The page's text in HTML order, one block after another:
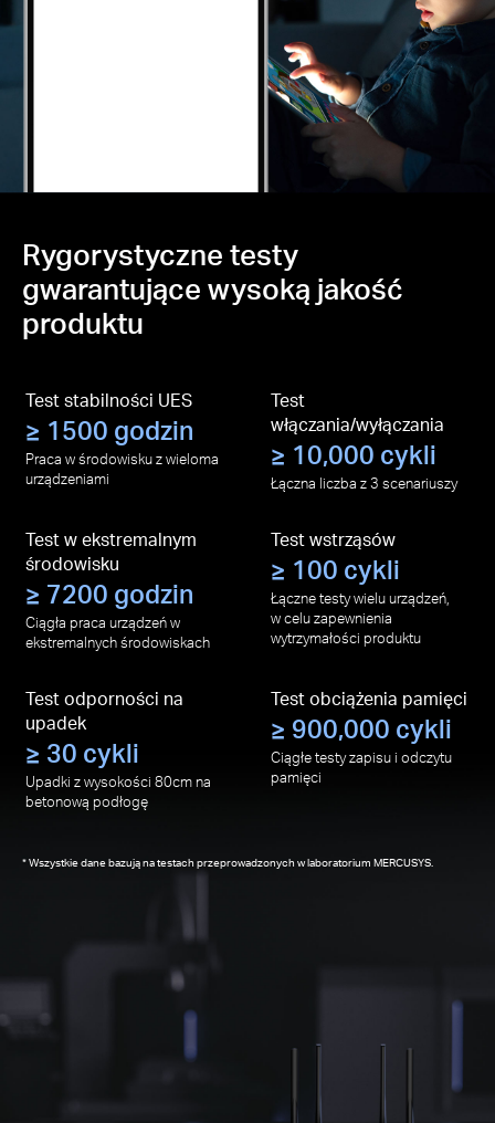
Rygorystyczne testy
gwarantujące wysoką jakość
produktu
Test stabilności UES
≥ 1500 godzin
Praca w środowisku z wieloma
urządzeniami
Test
włączania/wyłączania
≥ 10,000 cykli
Łączna liczba z 3 scenariuszy
Test w ekstremalnym
środowisku
≥ 7200 godzin
Ciągła praca urządzeń w
ekstremalnych środowiskach
Test wstrząsów
≥ 100 cykli
Łączne testy wielu urządzeń,
w celu zapewnienia
wytrzymałości produktu
Test odporności na
upadek
≥ 30 cykli
Upadki z wysokości 80cm na
betonową podłogę
Test obciążenia pamięci
≥ 900,000 cykli
Ciągłe testy zapisu i odczytu
pamięci
*Wszystkie dane bazują na testach przeprowadzonych w laboratorium MERCUSYS.